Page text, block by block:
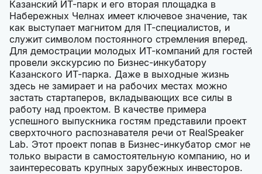
Казанский ИТ-парк и его вторая площадка в
Набережных Челнах имеет ключевое значение, так
как выступает магнитом для IT-специалистов, и
служит символом постоянного стремления вперед.
Для демострации молодых ИТ-компаний для гостей
провели экскурсию по Бизнес-инкубатору
Казанского ИТ-парка. Даже в выходные жизнь
здесь не замирает и на рабочих местах можно
застать стартаперов, вкладывающих все силы в
работу над проектом. В качестве примера
успешного выпускника гостям представили проект
сверхточного распознавателя речи от RealSpeaker
Lab. Этот проект попав в Бизнес-инкубатор смог не
только вырасти в самостоятельную компанию, но и
заинтересовать крупных зарубежных инвесторов.